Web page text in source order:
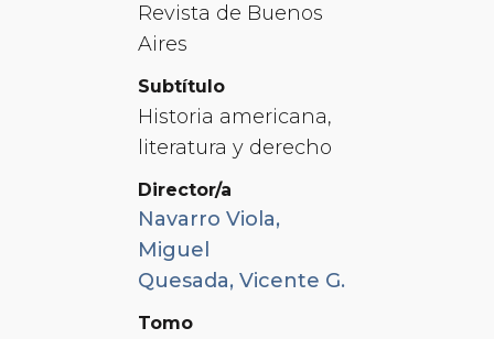
Revista de Buenos
Aires
Subtítulo
Historia americana,
literatura y derecho
Director/a
Navarro Viola,
Miguel
Quesada, Vicente G.
Tomo